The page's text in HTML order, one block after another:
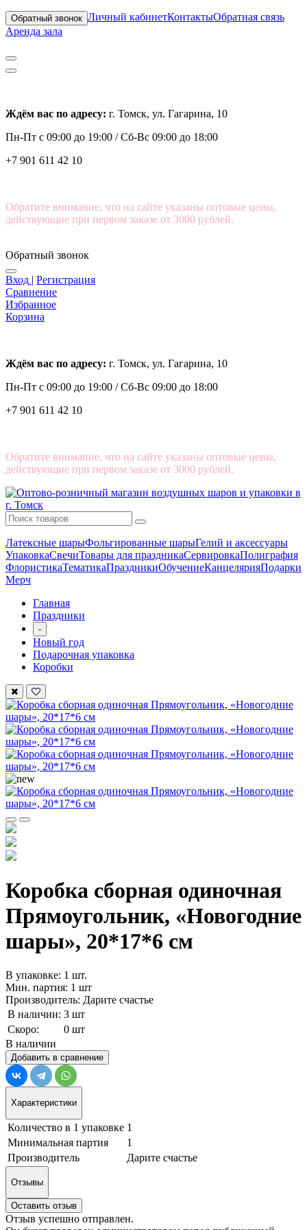
Обратный звонок Личный кабинетКонтактыОбратная связь
Аренда зала
Ждём вас по адресу: г. Томск, ул. Гагарина, 10
Пн-Пт с 09:00 до 19:00 /Сб-Вс 09:00 до 18:00
+7 901 611 42 10
Обратите внимание, что на сайте указаны оптовые цены,
действующие при первом заказе от 3000 рублей.
Обратный звонок
Вход | Регистрация
Сравнение
Избранное
Корзина
Ждём вас по адресу: г. Томск, ул. Гагарина, 10
Пн-Пт с 09:00 до 19:00 /Сб-Вс 09:00 до 18:00
+7 901 611 42 10
Обратите внимание, что на сайте указаны оптовые цены,
действующие при первом заказе от 3000 рублей.
Латексные шарыФольгированные шарыГелий и аксессуары
УпаковкаСвечиТовары для праздникаСервировкаПолиграфия
ФлористикаТематикаПраздникиОбучениеКанцелярияПодарки
Мерч
Главная
Праздники
-
Новый год
Подарочная упаковка
Коробки
Коробка сборная одиночная
Прямоугольник, «Новогодние
шары», 20*17*6 см
В упаковке: 1 шт.
Мин. партия: 1 шт
Производитель: Дарите счастье
В наличии: 3 шт
Скоро:
0 шт
В наличии
Добавить в сравнение
Характеристики
Количество в 1 упаковке 1
Минимальная партия
1
Производитель
Дарите счастье
Отзывы
Оставить отзыв
Отзыв успешно отправлен.